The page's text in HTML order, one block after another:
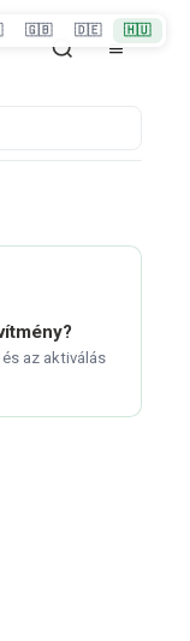
az aktiválás
🇬🇧 🇩🇪 🇭🇺